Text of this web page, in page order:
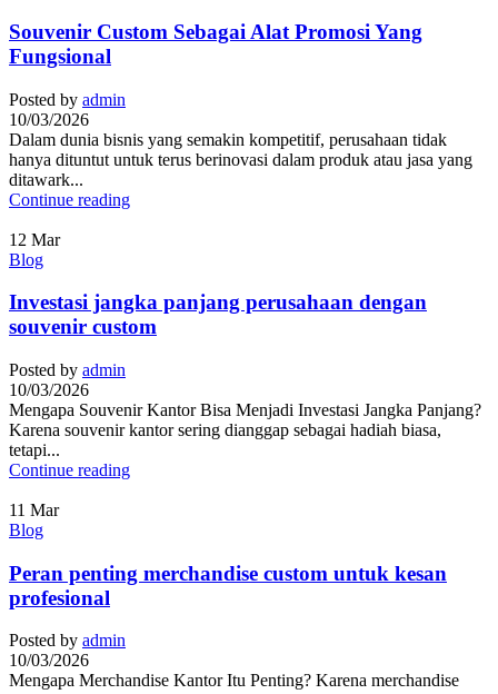
Souvenir Custom Sebagai Alat Promosi Yang
Fungsional
Posted by admin
10/03/2026
Dalam dunia bisnis yang semakin kompetitif, perusahaan tidak
hanya dituntut untuk terus berinovasi dalam produk atau jasa yang
ditawark...
Continue reading
12 Mar
Blog
Investasi jangka panjang perusahaan dengan
souvenir custom
Posted by admin
10/03/2026
Mengapa Souvenir Kantor Bisa Menjadi Investasi Jangka Panjang?
Karena souvenir kantor sering dianggap sebagai hadiah biasa,
tetapi...
Continue reading
11 Mar
Blog
Peran penting merchandise custom untuk kesan
profesional
Posted by admin
10/03/2026
Mengapa Merchandise Kantor Itu Penting? Karena merchandise